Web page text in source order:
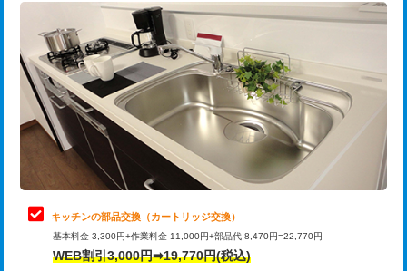
給水管工事※（バンド止め) 3,300円
給水管工事※（支持金具設置) 5,500円
給水管工事※（保温材使用（バンド止
め込み）)
5,500円
給水管工事※（土の掘削・埋め戻し作
11,000円
給水管工事※（塩ビ管（VP・HI）使
用/3ｍまで)
給水管工事※（塩ビ管（VP・HI）使
追加トーラー機使用/3m超え +3,300円
カメラ調査 33,000円
桝清掃 8,800円
止水・漏水調査・防水処理・清掃・修
理・調整・分解・加工など（軽作業）
11,000円
止水・漏水調査・防水処理・清掃・修
理・調整・分解・加工など（中作業）
22,000円
止水・漏水調査・防水処理・清掃・修
理・調整・分解・加工など（重作業）
33,000円
キッチンの部品交換（カートリッジ交換）
基本料金 3,300円+作業料金 11,000円+部品代 8,470円=22,770円
WEB割引3,000円➡19,770円(税込)